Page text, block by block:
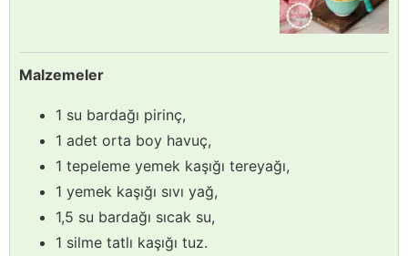
Malzemeler
1 su bardağı pirinç,
1 adet orta boy havuç,
1 tepeleme yemek kaşığı tereyağı,
1 yemek kaşığı sıvı yağ,
1,5 su bardağı sıcak su,
1 silme tatlı kaşığı tuz.